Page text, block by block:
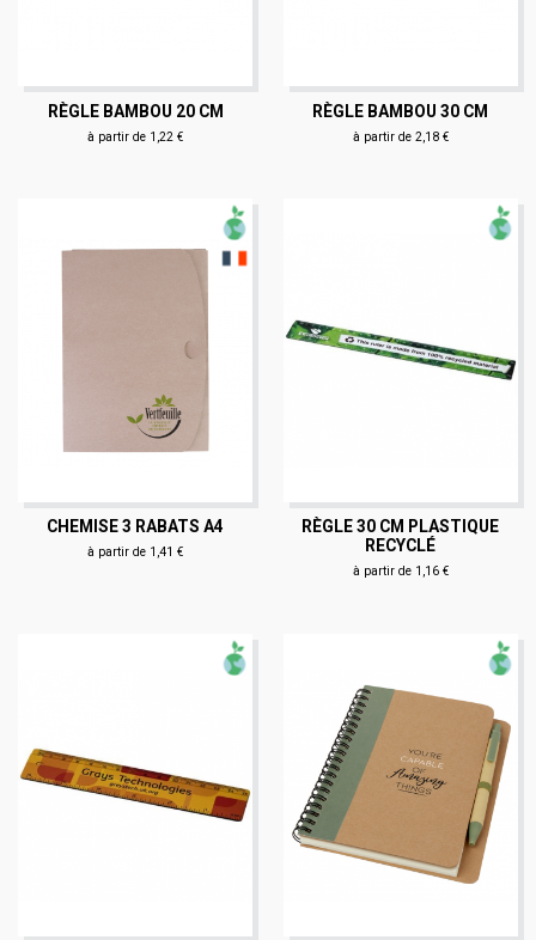
RÈGLE BAMBOU 20 CM
à partir de 1,22 €
RÈGLE BAMBOU 30 CM
à partir de 2,18 €
CHEMISE 3 RABATS A4
à partir de 1,41 €
RÈGLE 30 CM PLASTIQUE
RECYCLÉ
à partir de 1,16 €